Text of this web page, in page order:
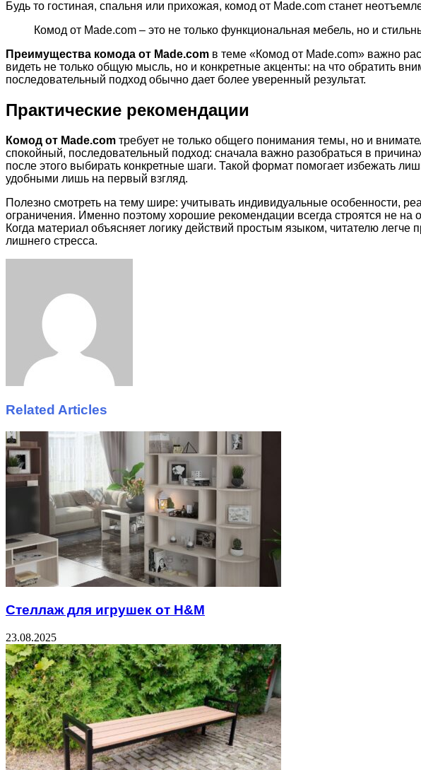
Будь то гостиная, спальня или прихожая, комод от Made.com станет
Комод от Made.com – это не только функциональная мебель, но и
Преимущества комода от Made.com в теме «Комод от Made.com» важно
видеть не только общую мысль, но и конкретные акценты: на что обратить
последовательный подход обычно дает более уверенный результат.
Практические рекомендации
Комод от Made.com требует не только общего понимания темы, но и
спокойный, последовательный подход: сначала важно разобраться в
после этого выбирать конкретные шаги. Такой формат помогает избежать
удобными лишь на первый взгляд.
Полезно смотреть на тему шире: учитывать индивидуальные особенности,
ограничения. Именно поэтому хорошие рекомендации всегда строятся не
Когда материал объясняет логику действий простым языком, читателю
лишнего стресса.
Related Articles
Стеллаж для игрушек от H&M
23.08.2025